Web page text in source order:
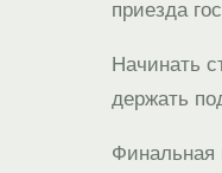
приезда
Начинать
держать
Финальная